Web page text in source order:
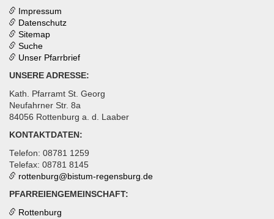
Impressum
Datenschutz
Sitemap
Suche
Unser Pfarrbrief
UNSERE ADRESSE:
Kath. Pfarramt St. Georg
Neufahrner Str. 8a
84056 Rottenburg a. d. Laaber
KONTAKTDATEN:
Telefon: 08781 1259
Telefax: 08781 8145
rottenburg@ bistum-regensburg.de
PFARREIENGEMEINSCHAFT:
Rottenburg